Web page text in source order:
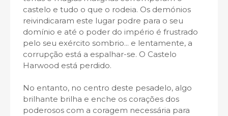
castelo e tudo o que o rodeia. Os demónios
reivindicaram este lugar podre para o seu
domínio e até o poder do império é frustrado
pelo seu exército sombrio... e lentamente, a
corrupção está a espalhar-se. O Castelo
Harwood está perdido.
No entanto, no centro deste pesadelo, algo
brilhante brilha e enche os corações dos
poderosos com a coragem necessária para